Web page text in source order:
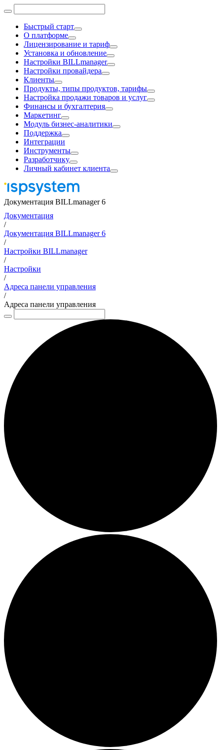
Быстрый старт
О платформе
Лицензирование и тариф
Установка и обновление
Настройки BILLmanager
Настройки провайдера
Клиенты
Продукты, типы продуктов, тарифы
Настройка продажи товаров и услуг
Финансы и бухгалтерия
Маркетинг
Модуль бизнес-аналитики
Поддержка
Интеграции
Инструменты
Разработчику
Личный кабинет клиента
Документация BILLmanager 6
Документация
/
Документация BILLmanager 6
/
Настройки BILLmanager
/
Настройки
/
Адреса панели управления
/
Адреса панели управления